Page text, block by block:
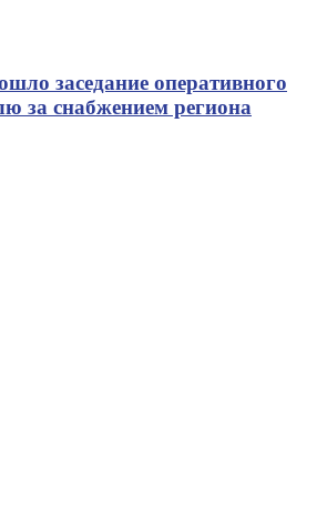
заседание оперативного
за снабжением региона